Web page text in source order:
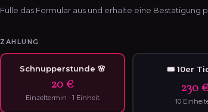
Fülle das Formular aus und erhalte eine Bestätigung
ZAHLUNG
Schnupperstunde 🌸
20 €
Einzeltermin · 1 Einheit
🎟 10er
230
10